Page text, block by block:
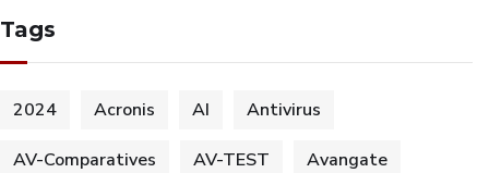
Tags
2024 Acronis AI Antivirus
AV-Comparatives AV-TEST Avangate